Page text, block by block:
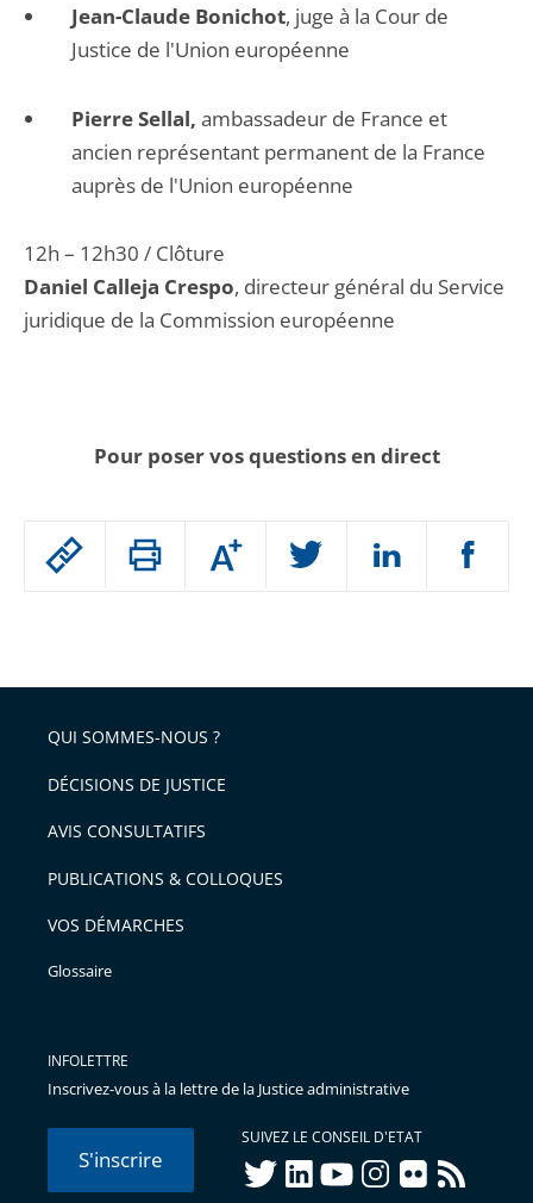
Passer
arriver
Augmenter
ou
l'article
pour
avant
Jean-Claude Bonichot, juge à la Cour de
Justice de l'Union européenne
Pierre Sellal, ambassadeur de France et
ancien représentant permanent de la France
auprès de l'Union européenne
12h – 12h30 / Clôture
Daniel Calleja Crespo, directeur général du Service
juridique de la Commission européenne
Pour poser vos questions en direct
QUI SOMMES-NOUS ?
DÉCISIONS DE JUSTICE
AVIS CONSULTATIFS
PUBLICATIONS & COLLOQUES
VOS DÉMARCHES
Glossaire
INFOLETTRE
Inscrivez-vous à la lettre de la Justice administrative
S'inscrire
SUIVEZ LE CONSEIL D'ETAT
twitterlinkedInyoutubeinstagram
flickr rss